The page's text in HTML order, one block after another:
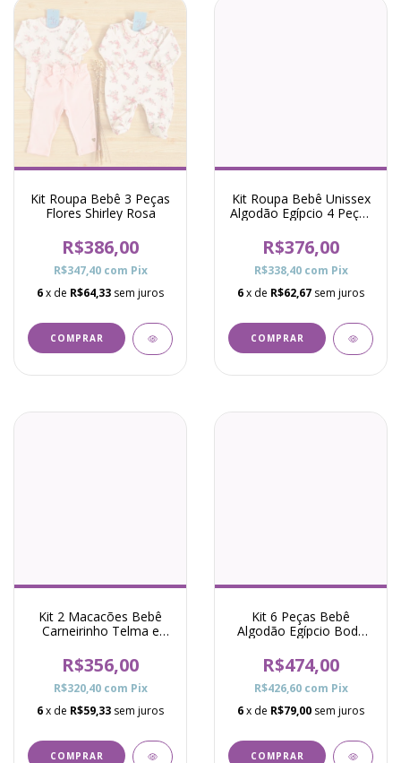
Kit Roupa Bebê 3 Peças
Flores Shirley Rosa
R$386,00
R$347,40 com Pix
6x de R$64,33 sem juros
COMPRAR
Kit Roupa Bebê Unissex
Algodão Egípcio 4 Peças
R$376,00
R$338,40 com Pix
6x de R$62,67 sem juros
COMPRAR
Kit 2 Macacões Bebê
Carneirinho Telma e
R$356,00
R$320,40 com Pix
6x de R$59,33 sem juros
COMPRAR
Kit 6 Peças Bebê
Algodão Egípcio Body
Básico Raf Menina Rosa
R$474,00
R$426,60 com Pix
6x de R$79,00 sem juros
COMPRAR